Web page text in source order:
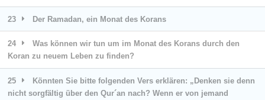
23 Der Ramadan, ein Monat des Korans
24
Was können wir tun um im Monat des Korans durch den
Koran zu neuem Leben zu finden?
25
Könnten Sie bitte folgenden Vers erklären: „Denken sie denn
nicht sorgfältig über den Qur´an nach? Wenn er von jemand